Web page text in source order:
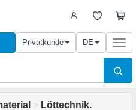
Privatkunde DE
> Löttechnik.